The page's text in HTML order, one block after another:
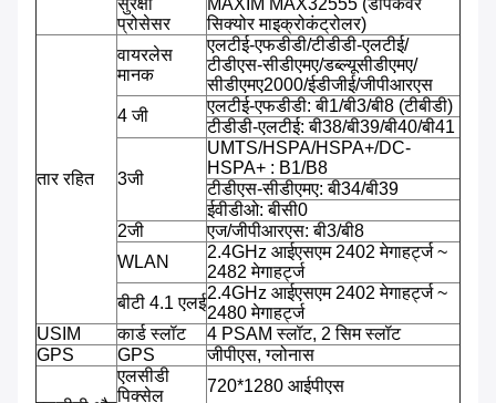
सुरक्षा
प्रोसेसर
MAXIM MAX32555 (डीपकवर
सिक्योर माइक्रोकंट्रोलर)
तार रहित
वायरलेस
मानक
एलटीई-एफडीडी/टीडीडी-एलटीई/
टीडीएस-सीडीएमए/डब्ल्यूसीडीएमए/
सीडीएमए2000/ईडीजीई/जीपीआरएस
4 जी
एलटीई-एफडीडी: बी1/बी3/बी8 (टीबीडी)
टीडीडी-एलटीई: बी38/बी39/बी40/बी41
3जी
UMTS/HSPA/HSPA+/DC-
HSPA+ : B1/B8
टीडीएस-सीडीएमए: बी34/बी39
ईवीडीओ: बीसी0
2जी
एज/जीपीआरएस: बी3/बी8
WLAN
2.4GHz आईएसएम 2402 मेगाहर्ट्ज ~
2482 मेगाहर्ट्ज
बीटी 4.1 एलई
2.4GHz आईएसएम 2402 मेगाहर्ट्ज ~
2480 मेगाहर्ट्ज
USIM
कार्ड स्लॉट
4 PSAM स्लॉट, 2 सिम स्लॉट
GPS
GPS जीपीएस, ग्लोनास
एलसीडी
पिक्सेल
720*1280 आईपीएस